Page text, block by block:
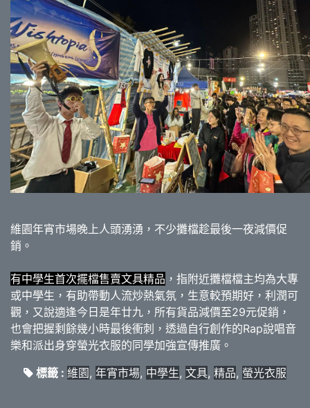
維園年宵市場晚上人頭湧湧，不少攤檔趁最後一夜減價促
銷。
有中學生首次擺檔售賣文具精品 ，指附近攤檔檔主均為大專
或中學生，有助帶動人流炒熱氣氛，生意較預期好，利潤可
觀，又說適逢今日是年廿九，所有貨品減價至29元促銷，
也會把握剩餘幾小時最後衝刺，透過自行創作的Rap說唱音
樂和派出身穿螢光衣服的同學加強宣傳推廣。
標籤 : 維園, 年宵市場, 中學生, 文具, 精品, 螢光衣服